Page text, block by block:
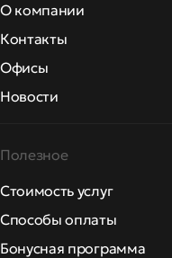
О компании
Контакты
Офисы
Новости
Полезное
Стоимость услуг
Способы оплаты
Бонусная программа